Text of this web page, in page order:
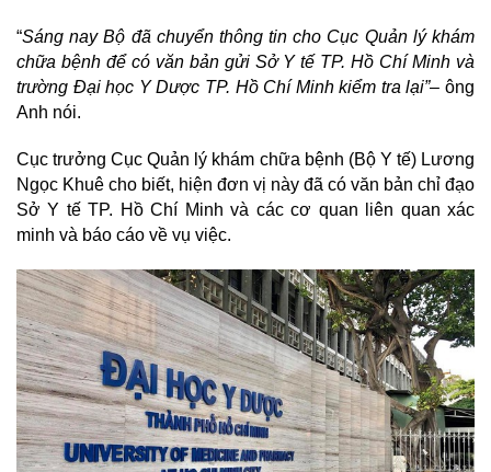
“Sáng nay Bộ đã chuyển thông tin cho Cục Quản lý khám
chữa bệnh để có văn bản gửi Sở Y tế TP. Hồ Chí Minh và
trường Đại học Y Dược TP. Hồ Chí Minh kiểm tra lại”– ông
Anh nói.
Cục trưởng Cục Quản lý khám chữa bệnh (Bộ Y tế) Lương
Ngọc Khuê cho biết, hiện đơn vị này đã có văn bản chỉ đạo
Sở Y tế TP. Hồ Chí Minh và các cơ quan liên quan xác
minh và báo cáo về vụ việc.